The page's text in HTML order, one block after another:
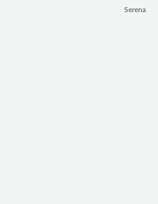
Serena